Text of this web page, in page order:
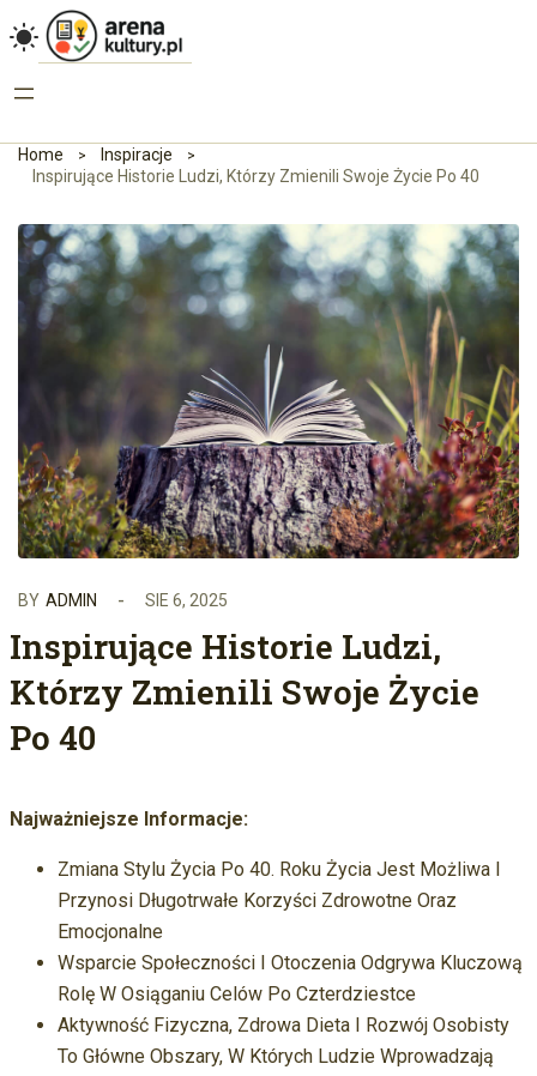
Home
Inspiracje
Inspirujące Historie Ludzi, Którzy Zmienili Swoje Życie Po 40
BY ADMIN SIE 6, 2025
Inspirujące Historie Ludzi,
Którzy Zmienili Swoje Życie
Po 40
Najważniejsze Informacje:
Zmiana Stylu Życia Po 40. Roku Życia Jest Możliwa I
Przynosi Długotrwałe Korzyści Zdrowotne Oraz
Emocjonalne
Wsparcie Społeczności I Otoczenia Odgrywa Kluczową
Rolę W Osiąganiu Celów Po Czterdziestce
Aktywność Fizyczna, Zdrowa Dieta I Rozwój Osobisty
To Główne Obszary, W Których Ludzie Wprowadzają